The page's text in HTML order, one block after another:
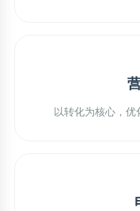
以转化为核心，